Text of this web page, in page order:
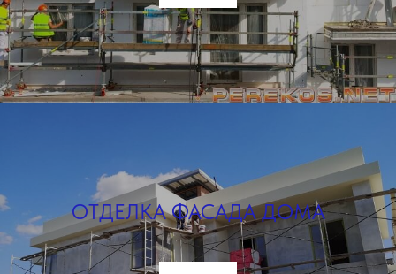
ОТДЕЛКА ФАСАДА ДОМА